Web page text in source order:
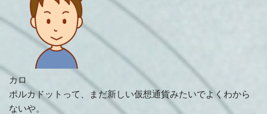
カロ
ポルカドットって、まだ新しい仮想通貨みたいでよくわから
ないや。